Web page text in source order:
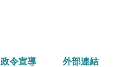
政令宣導 外部連結